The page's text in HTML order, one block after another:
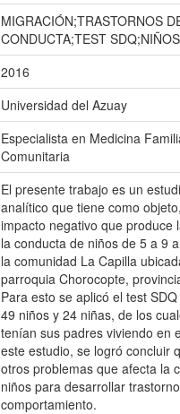
MIGRACIÓN;TRASTORNOS
CONDUCTA;TEST SDQ;NIÑOS
2016
Universidad del Azuay
Especialista en Medicina
Comunitaria
El presente trabajo es un
analítico que tiene como
impacto negativo que produce
la conducta de niños de 5 a 9
la comunidad La Capilla
parroquia Chorocopte,
Para esto se aplicó el test
49 niños y 24 niñas, de los
tenían sus padres viviendo en
este estudio, se logró concluir
otros problemas que afecta la
niños para desarrollar
comportamiento.